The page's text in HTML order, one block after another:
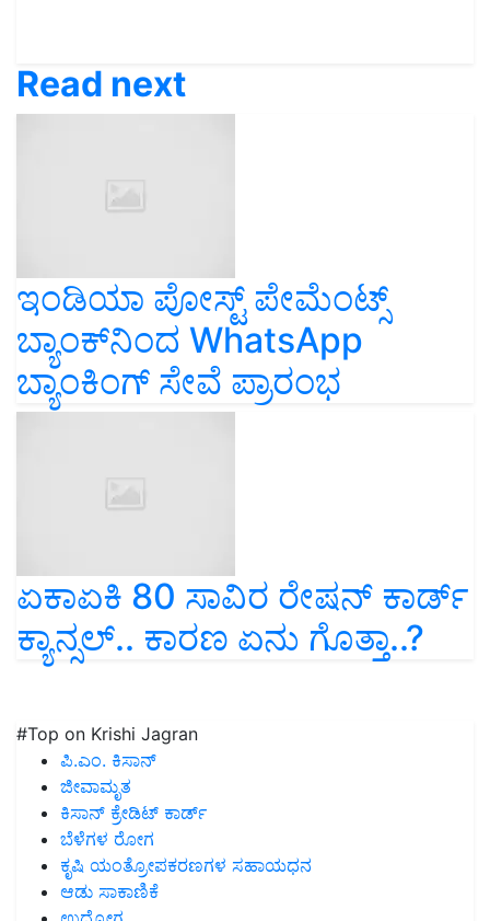
Read next
ಇಂಡಿಯಾ ಪೋಸ್ಟ್ ಪೇಮೆಂಟ್ಸ್
ಬ್ಯಾಂಕ್‌ನಿಂದ WhatsApp
ಬ್ಯಾಂಕಿಂಗ್ ಸೇವೆ ಪ್ರಾರಂಭ
ಏಕಾಏಕಿ 80 ಸಾವಿರ ರೇಷನ್‌ ಕಾರ್ಡ್‌
ಕ್ಯಾನ್ಸಲ್‌.. ಕಾರಣ ಏನು ಗೊತ್ತಾ..?
#Top on Krishi Jagran
ಪಿ.ಎಂ. ಕಿಸಾನ್
ಜೀವಾಮೃತ
ಕಿಸಾನ್ ಕ್ರೇಡಿಟ್ ಕಾರ್ಡ್
ಬೆಳೆಗಳ ರೋಗ
ಕೃಷಿ ಯಂತ್ರೋಪಕರಣಗಳ ಸಹಾಯಧನ
ಆಡು ಸಾಕಾಣಿಕೆ